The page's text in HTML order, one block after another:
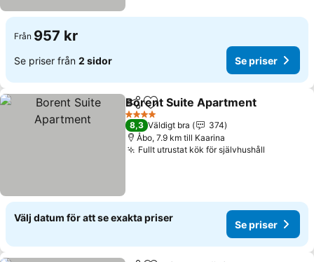
Från 957 kr
Se priser från 2 sidor Se priser
Dela Lägg till i Mina Favoriter
Borent Suite Apartment
4 Stjärnor
8,3 Väldigt bra
374
Åbo, 7.9 km till Kaarina
Fullt utrustat kök för självhushåll
Välj datum för att se exakta priser
Se priser